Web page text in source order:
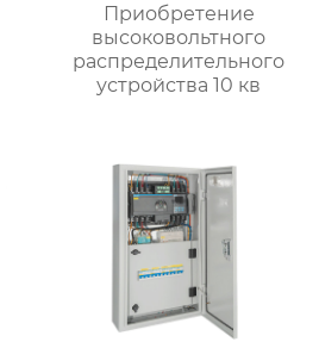
Приобретение
высоковольтного
распределительного
устройства 10 кв